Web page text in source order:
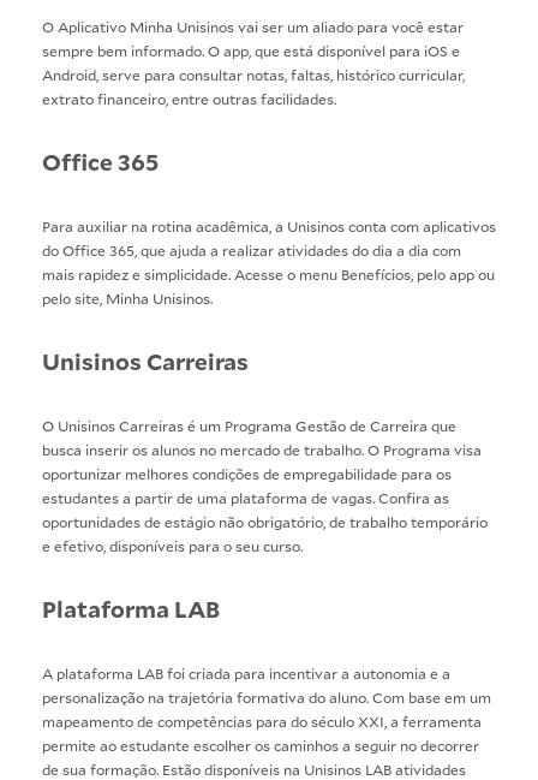
O Aplicativo Minha Unisinosvai ser um aliado para você estar
sempre bem informado. O app, que está disponível para iOS e
Android, serve para consultar notas, faltas, histórico curricular,
extrato financeiro, entre outras facilidades.
Office 365
Para auxiliar na rotina acadêmica, a Unisinos conta com aplicativos
do Office 365, que ajuda a realizar atividades do dia a dia com
mais rapidez e simplicidade. Acesse o menu Benefícios, pelo app ou
pelo site, Minha Unisinos.
Unisinos Carreiras
O Unisinos Carreiras é um Programa Gestão de Carreira que
busca inserir os alunos no mercado de trabalho. O Programa visa
oportunizar melhores condições de empregabilidade para os
estudantes a partir de uma plataforma de vagas.Confira as
oportunidadesde estágio não obrigatório, de trabalho temporário
e efetivo, disponíveis para o seu curso.
Plataforma LAB
A plataforma LAB foi criada para incentivar a autonomia e a
personalização na trajetória formativa do aluno. Com base em um
mapeamento de competências para do século XXI, a ferramenta
permite ao estudante escolher os caminhos a seguir no decorrer
de sua formação. Estão disponíveis na Unisinos LAB atividades